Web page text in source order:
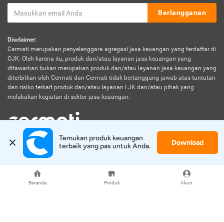
Beranda Produk Akun
Berlangganan
Disclaimer:
Cermati merupakan penyelenggara agregasi jasa keuangan yang terdaftar di
OJK. Oleh karena itu, produk dan/atau layanan jasa keuangan yang
ditawarkan bukan merupakan produk dan/atau layanan jasa keuangan yang
diterbitkan oleh Cermati dan Cermati tidak bertanggung jawab atas tuntutan
dan risiko terkait produk dan/atau layanan LJK dan/atau pihak yang
melakukan kegiatan di sektor jasa keuangan.
© 2026 Cermati. All Rights Reserved.
Temukan produk keuangan
terbaik yang pas untuk Anda.
Download